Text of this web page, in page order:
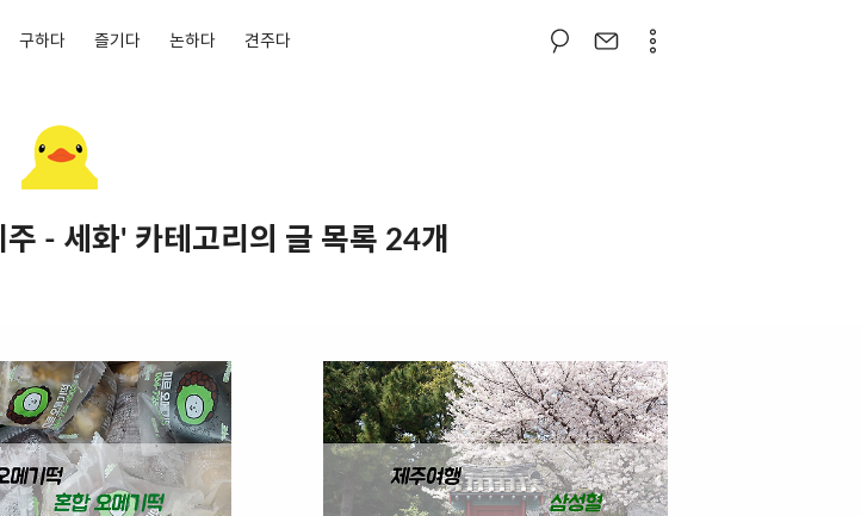
구하다 즐기다 논하다 견주다
- 세화' 카테고리의 글 목록 24개